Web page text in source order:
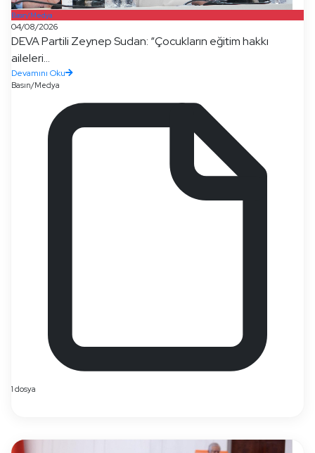
Basın/Medya
04/08/2026
DEVA Partili Zeynep Sudan: “Çocukların eğitim hakkı
aileleri...
Devamını Oku
Basın/Medya
1 dosya